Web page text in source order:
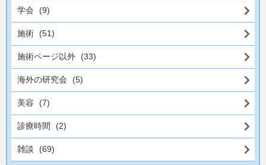
学会 (9)
施術 (51)
施術ページ以外 (33)
海外の研究会 (5)
美容 (7)
診療時間 (2)
雑談 (69)